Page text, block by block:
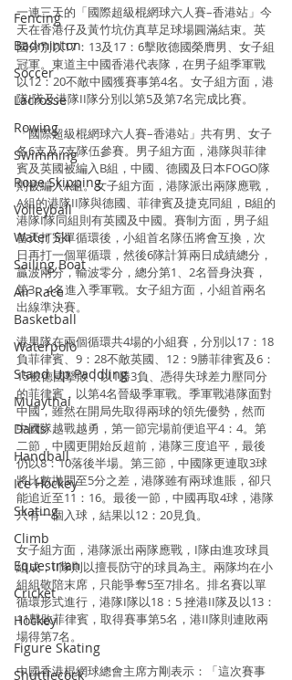
Fencing
Badminton
Soccer
Lacrosse
Rowing
Swimming
Rope Skipping
Volleyball
Water Ski
Sailing Boat
Air Race
Basketball
Waterpolo
Stand Up Paddling
Muaythai
Darts
Handball
Ice Hockey
Skating
Climb
Equestrian
Cricket
Hockey
Figure Skating
Shuttlecock
一連三天的「國際超級棍網球六人賽–香港站」今
天在香港仔及黃竹坑仿真草足球場圓滿結束。英
國分別以17：13及17：6擊敗德國榮膺男、女子組
冠軍。東道主中國香港代表隊，在男子組季軍戰
以12：20不敵中國獲賽事第4名。女子組方面，港
隊I隊及港隊II隊分別以第5及第7名完成比賽。
「國際超級棍網球六人賽–香港站」共有男、女子
各6支及7支隊伍參賽。男子組方面，港隊與菲律
賓及英國被編入B組，中國、德國及日本FOGO隊
則被編入A組。女子組方面，港隊派出兩隊應戰，
A組的港隊II隊與德國、菲律賓及捷克同組，B組的
港隊I隊同組則有英國及中國。賽制方面，男子組
首天打完單循環後，小組首名隊伍將會互換，次
日再打一個單循環，然後6隊計算兩日成績總分，
贏波兩分，輸波零分，總分第1、2名晉身決賽，
第3、4名進入季軍戰。女子組方面，小組首兩名
出線準決賽。
港男隊在兩個循環共4場的小組賽，分別以17：18
負菲律賓、9：28不敵英國、12：9勝菲律賓及6：
15被德國擊敗，以1勝3負、憑得失球差力壓同分
的菲律賓，以第4名晉級季軍戰。季軍戰港隊面對
中國，雖然在開局先取得兩球的領先優勢，然而
中國隊越戰越勇，第一節完場前便追平4：4。第
二節，中國更開始反超前，港隊三度追平，最後
仍以8：10落後半場。第三節，中國隊更連取3球
將比數拋開至5分之差，港隊雖有兩球進賬，卻只
能追近至11：16。最後一節，中國再取4球，港隊
只有一個入球，結果以12：20見負。
女子組方面，港隊派出兩隊應戰，I隊由進攻球員
組成，II隊則以擅長防守的球員為主。兩隊均在小
組組敬陪末席，只能爭奪5至7排名。排名賽以單
循環形式進行，港隊I隊以18：5 挫港II隊及以13：
11擊敗菲律賓，取得賽事第5名，港II隊則連敗兩
場得第7名。
中國香港棍網球總會主席方剛表示：「這次賽事